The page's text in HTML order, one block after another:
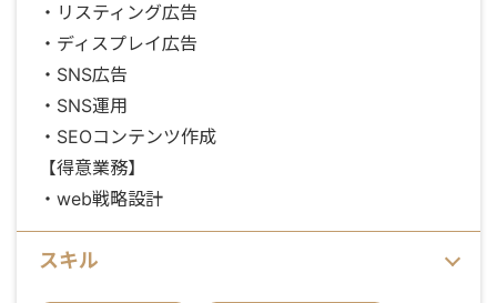
・リスティング広告
・ディスプレイ広告
・SNS広告
・SNS運用
・SEOコンテンツ作成
【得意業務】
・web戦略設計
スキル